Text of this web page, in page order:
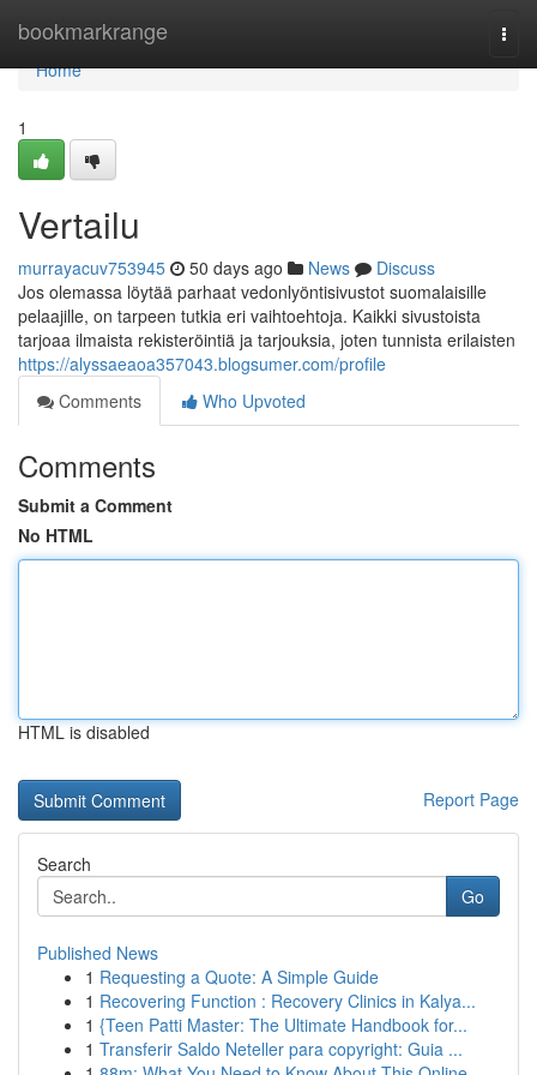
bookmarkrange
Home
Home
1
Vertailu
murrayacuv753945 50 days ago News
Discuss
Jos olemassa löytää parhaat vedonlyöntisivustot suomalaisille
pelaajille, on tarpeen tutkia eri vaihtoehtoja. Kaikki sivustoista
tarjoaa ilmaista rekisteröintiä ja tarjouksia, joten tunnista erilaisten
https://alyssaeaoa357043.blogsumer.com/profile
Comments
Who Upvoted
Comments
Submit a Comment
No HTML
HTML is disabled
Report Page
Search
Go
Published News
1 Requesting a Quote: A Simple Guide
1 Recovering Function : Recovery Clinics in Kalya...
1 {Teen Patti Master: The Ultimate Handbook for...
1 Transferir Saldo Neteller para copyright: Guia ...